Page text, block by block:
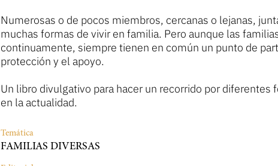
Numerosas o de pocos miembros, cercanas o lejanas,
muchas formas de vivir en familia. Pero aunque las
continuamente, siempre tienen en común un punto de
protección y el apoyo.
Un libro divulgativo para hacer un recorrido por diferentes
en la actualidad.
Temática
FAMILIAS DIVERSAS